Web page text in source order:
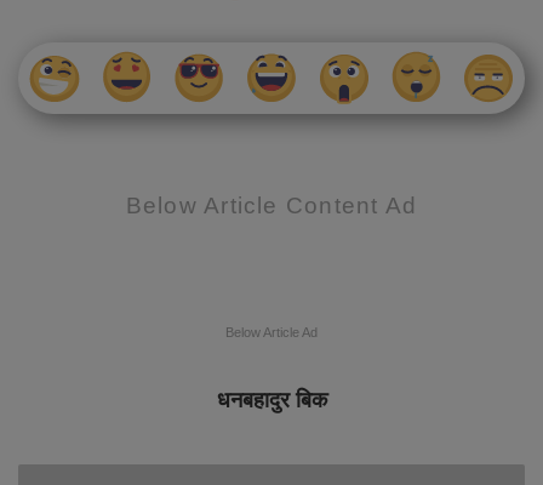
Below Article Content Ad
Below Article Ad
धनबहादुर बिक